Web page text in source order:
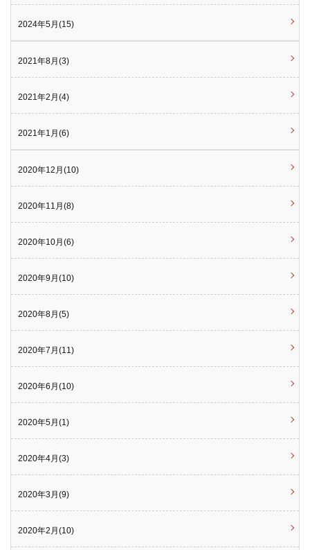
2024年5月(15)
2021年8月(3)
2021年2月(4)
2021年1月(6)
2020年12月(10)
2020年11月(8)
2020年10月(6)
2020年9月(10)
2020年8月(5)
2020年7月(11)
2020年6月(10)
2020年5月(1)
2020年4月(3)
2020年3月(9)
2020年2月(10)